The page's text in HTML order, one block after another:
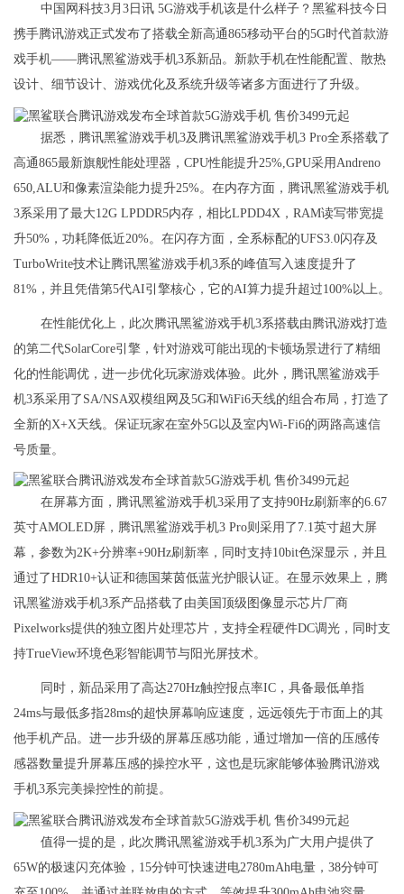
中国网科技3月3日讯 5G游戏手机该是什么样子？黑鲨科技今日
携手腾讯游戏正式发布了搭载全新高通865移动平台的5G时代首款游
戏手机——腾讯黑鲨游戏手机3系新品。新款手机在性能配置、散热
设计、细节设计、游戏优化及系统升级等诸多方面进行了升级。
据悉，腾讯黑鲨游戏手机3及腾讯黑鲨游戏手机3 Pro全系搭载了
高通865最新旗舰性能处理器，CPU性能提升25%,GPU采用Andreno
650,ALU和像素渲染能力提升25%。在内存方面，腾讯黑鲨游戏手机
3系采用了最大12G LPDDR5内存，相比LPDD4X，RAM读写带宽提
升50%，功耗降低近20%。在闪存方面，全系标配的UFS3.0闪存及
TurboWrite技术让腾讯黑鲨游戏手机3系的峰值写入速度提升了
81%，并且凭借第5代AI引擎核心，它的AI算力提升超过100%以上。
在性能优化上，此次腾讯黑鲨游戏手机3系搭载由腾讯游戏打造
的第二代SolarCore引擎，针对游戏可能出现的卡顿场景进行了精细
化的性能调优，进一步优化玩家游戏体验。此外，腾讯黑鲨游戏手
机3系采用了SA/NSA双模组网及5G和WiFi6天线的组合布局，打造了
全新的X+X天线。保证玩家在室外5G以及室内Wi-Fi6的两路高速信
号质量。
在屏幕方面，腾讯黑鲨游戏手机3采用了支持90Hz刷新率的6.67
英寸AMOLED屏，腾讯黑鲨游戏手机3 Pro则采用了7.1英寸超大屏
幕，参数为2K+分辨率+90Hz刷新率，同时支持10bit色深显示，并且
通过了HDR10+认证和德国莱茵低蓝光护眼认证。在显示效果上，腾
讯黑鲨游戏手机3系产品搭载了由美国顶级图像显示芯片厂商
Pixelworks提供的独立图片处理芯片，支持全程硬件DC调光，同时支
持TrueView环境色彩智能调节与阳光屏技术。
同时，新品采用了高达270Hz触控报点率IC，具备最低单指
24ms与最低多指28ms的超快屏幕响应速度，远远领先于市面上的其
他手机产品。进一步升级的屏幕压感功能，通过增加一倍的压感传
感器数量提升屏幕压感的操控水平，这也是玩家能够体验腾讯游戏
手机3系完美操控性的前提。
值得一提的是，此次腾讯黑鲨游戏手机3系为广大用户提供了
65W的极速闪充体验，15分钟可快速进电2780mAh电量，38分钟可